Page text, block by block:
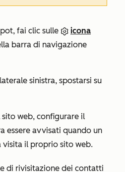
fai clic sulle
icona
barra di navigazione
sinistra, spostarsi su
sito web, configurare il
essere avvisati quando un
il proprio sito web.
di rivisitazione dei contatti